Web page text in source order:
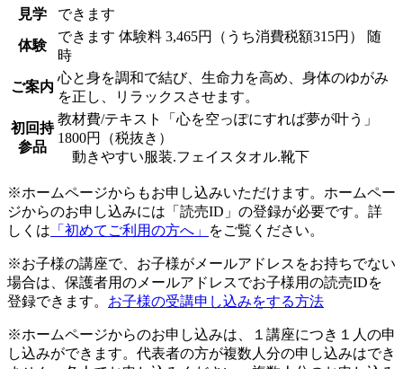
見学 できます
体験
できます 体験料 3,465円（うち消費税額315円）
随
時
ご案内
心と身を調和で結び、生命力を高め、身体のゆがみ
を正し、リラックスさせます。
初回持
参品
教材費/テキスト「心を空っぽにすれば夢が叶う」
1800円（税抜き）
動きやすい服装.フェイスタオル.靴下
※ホームページからもお申し込みいただけます。ホームペー
ジからのお申し込みには「読売ID」の登録が必要です。詳
しくは 「初めてご利用の方へ」 をご覧ください。
※お子様の講座で、お子様がメールアドレスをお持ちでない
場合は、保護者用のメールアドレスでお子様用の読売IDを
登録できます。 お子様の受講申し込みをする方法
※ホームページからのお申し込みは、１講座につき１人の申
し込みができます。代表者の方が複数人分の申し込みはでき